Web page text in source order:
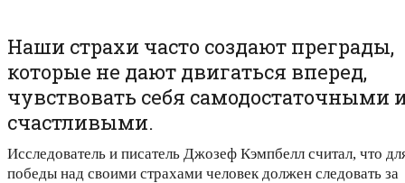
Наши страхи часто создают преграды,
которые не дают двигаться вперед,
чувствовать себя самодостаточными
счастливыми.
Исследователь и писатель Джозеф Кэмпбелл считал, что
победы над своими страхами человек должен следовать за